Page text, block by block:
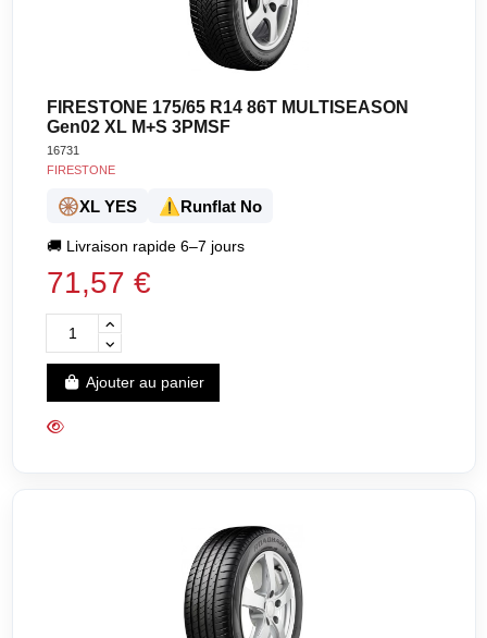
FIRESTONE 175/65 R14 86T MULTISEASON
Gen02 XL M+S 3PMSF
16731
FIRESTONE
🛞XL YES ⚠️Runflat No
🚚 Livraison rapide 6–7 jours
71,57 €
Ajouter au panier